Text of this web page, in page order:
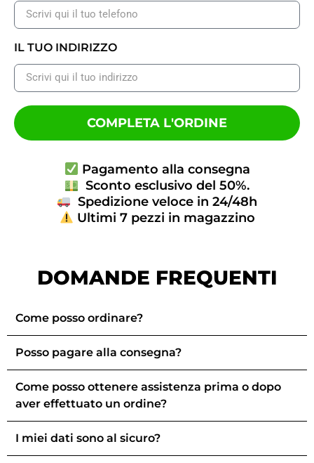
IL TUO INDIRIZZO
COMPLETA L'ORDINE
Pagamento alla consegna
Sconto esclusivo del 50%.
Spedizione veloce in 24/48h
Ultimi 7 pezzi in magazzino
DOMANDE FREQUENTI
Come posso ordinare?
Posso pagare alla consegna?
Come posso ottenere assistenza prima o dopo
aver effettuato un ordine?
I miei dati sono al sicuro?